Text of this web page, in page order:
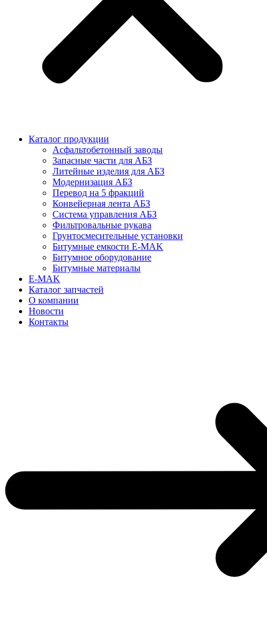
Каталог продукции
Асфальтобетонный заводы
Запасные части для АБЗ
Литейные изделия для АБЗ
Модернизация АБЗ
Перевод на 5 фракций
Конвейерная лента АБЗ
Система управления АБЗ
Фильтровальные рукава
Грунтосмесительные установки
Битумные емкости E-MAK
Битумное оборудование
Битумные материалы
E-MAK
Каталог запчастей
О компании
Новости
Контакты